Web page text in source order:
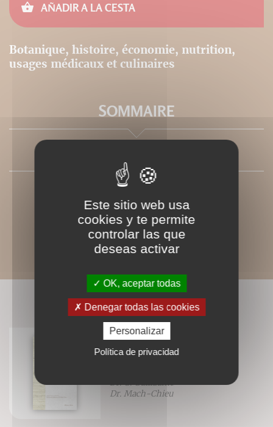
AÑADIR A LA CESTA
Botanique, histoire, économie, nutrition,
usages médicaux et culinaires
SOMMAIRE
LIVRES ASSOCIÉS
Tratado de acupuntura y
Dr. G. Guillaume
Dr. Mach-Chieu
Este sitio web usa
cookies y te permite
controlar las que
deseas activar
OK, aceptar todas
Denegar todas las cookies
Personalizar
Política de privacidad